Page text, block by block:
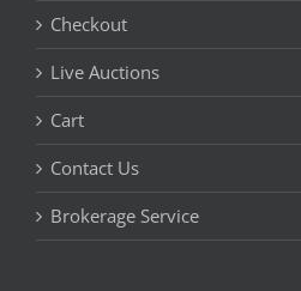
Checkout
Live Auctions
Cart
Contact Us
Brokerage Service